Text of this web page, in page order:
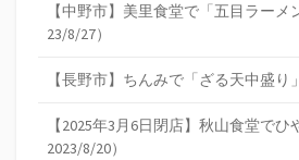
【中野市】美里食堂で「五目ラーメ
23/8/27）
【長野市】ちんみで「ざる天中盛り
【2025年3月6日閉店】秋山食堂で
2023/8/20）